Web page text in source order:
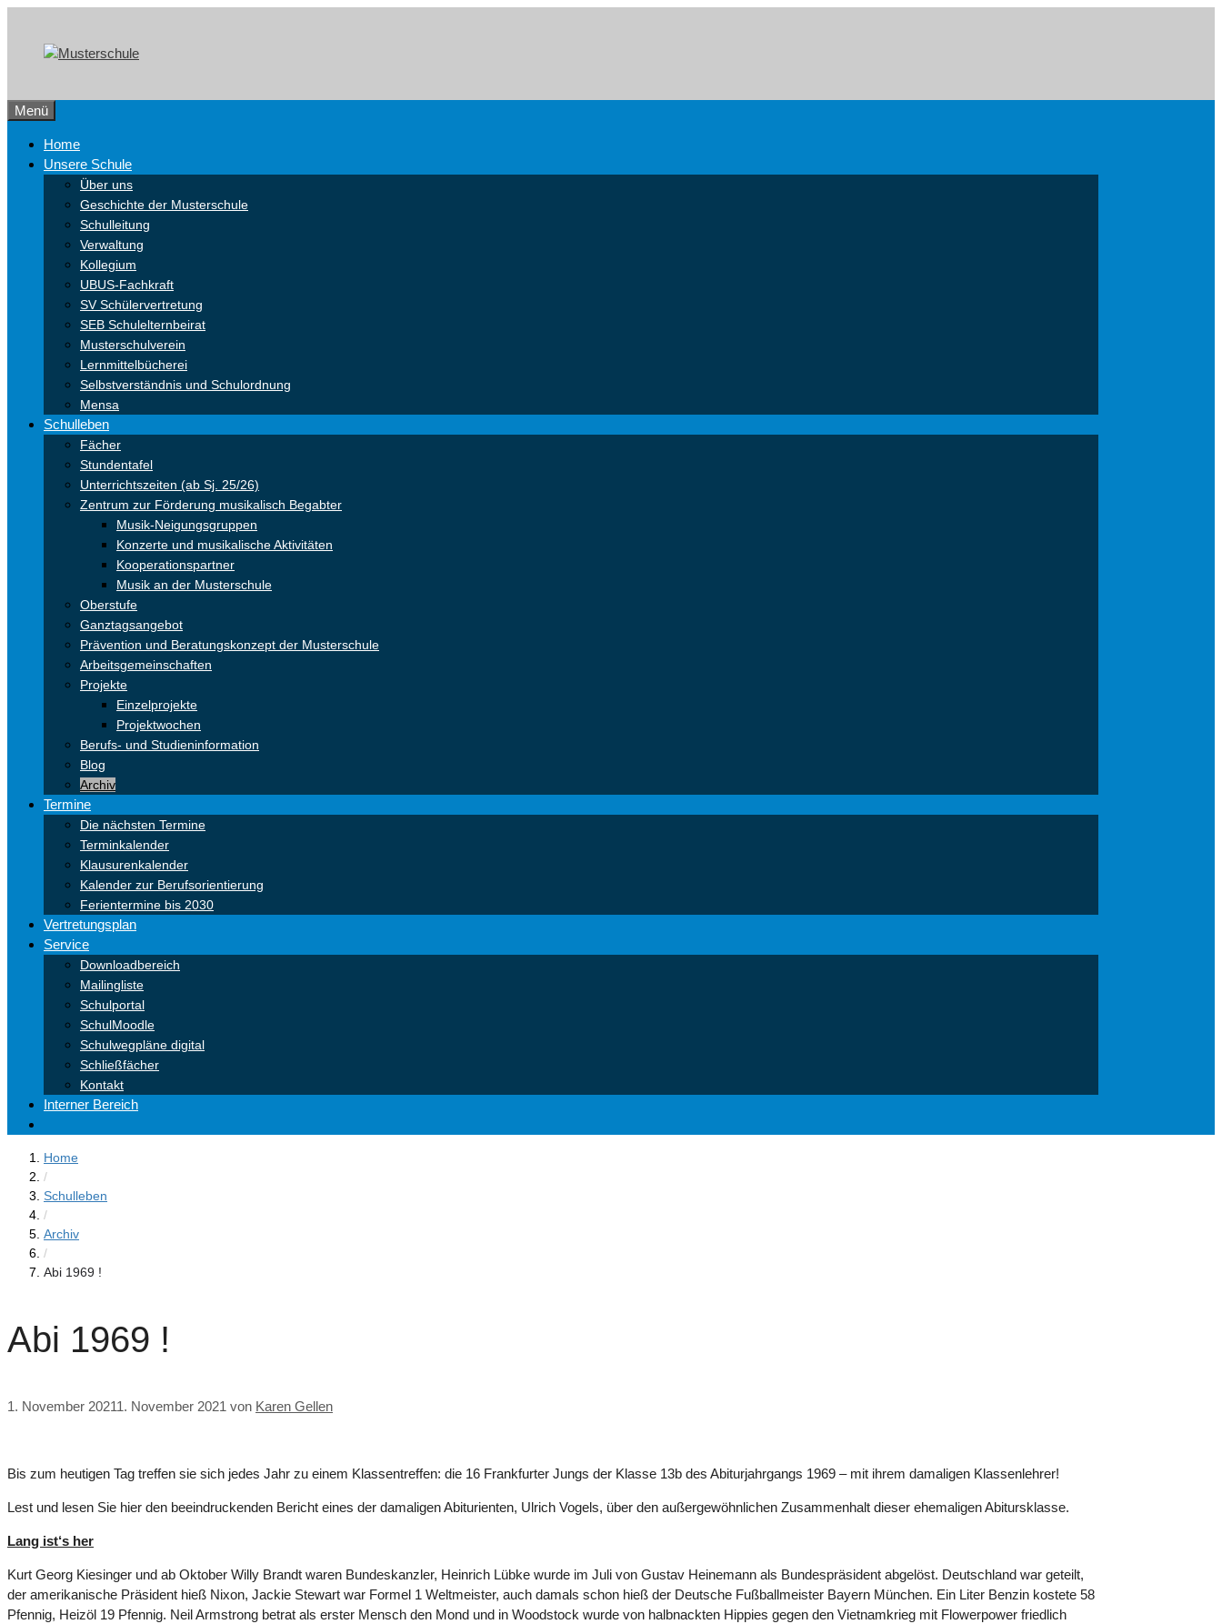
springen
content
Menü
Home
Unsere Schule
Über uns
Geschichte der Musterschule
Schulleitung
Verwaltung
Kollegium
UBUS-Fachkraft
SV Schülervertretung
SEB Schulelternbeirat
Musterschulverein
Lernmittelbücherei
Selbstverständnis und Schulordnung
Mensa
Schulleben
Fächer
Stundentafel
Unterrichtszeiten (ab Sj. 25/26)
Zentrum zur Förderung musikalisch Begabter
Musik-Neigungsgruppen
Konzerte und musikalische Aktivitäten
Kooperationspartner
Musik an der Musterschule
Oberstufe
Ganztagsangebot
Prävention und Beratungskonzept der Musterschule
Arbeitsgemeinschaften
Projekte
Einzelprojekte
Projektwochen
Berufs- und Studieninformation
Blog
Archiv
Termine
Die nächsten Termine
Terminkalender
Klausurenkalender
Kalender zur Berufsorientierung
Ferientermine bis 2030
Vertretungsplan
Service
Downloadbereich
Mailingliste
Schulportal
SchulMoodle
Schulwegpläne digital
Schließfächer
Kontakt
Interner Bereich
Home
/
Schulleben
/
Archiv
/
Abi 1969 !
Abi 1969 !
1. November 20211. November 2021 von Karen Gellen
Bis zum heutigen Tag treffen sie sich jedes Jahr zu einem Klassentreffen: die 16 Frankfurter Jungs der Klasse 13b des Abiturjahrgangs 1969 – mit ihrem damaligen Klassenlehrer!
Lest und lesen Sie hier den beeindruckenden Bericht eines der damaligen Abiturienten, Ulrich Vogels, über den außergewöhnlichen Zusammenhalt dieser ehemaligen Abitursklasse.
Lang ist‘s her
Kurt Georg Kiesinger und ab Oktober Willy Brandt waren Bundeskanzler, Heinrich Lübke wurde im Juli von Gustav Heinemann als Bundespräsident abgelöst. Deutschland war geteilt,
der amerikanische Präsident hieß Nixon, Jackie Stewart war Formel 1 Weltmeister, auch damals schon hieß der Deutsche Fußballmeister Bayern München. Ein Liter Benzin kostete 58
Pfennig, Heizöl 19 Pfennig. Neil Armstrong betrat als erster Mensch den Mond und in Woodstock wurde von halbnackten Hippies gegen den Vietnamkrieg mit Flowerpower friedlich